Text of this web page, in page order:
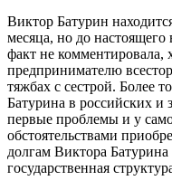
Виктор Батурин
месяца, но до
факт не комментировала,
предпринимателю
тяжбах с сестрой. Более
Батурина в российских и
первые проблемы и у
обстоятельствами
долгам Виктора Батурина
государственная